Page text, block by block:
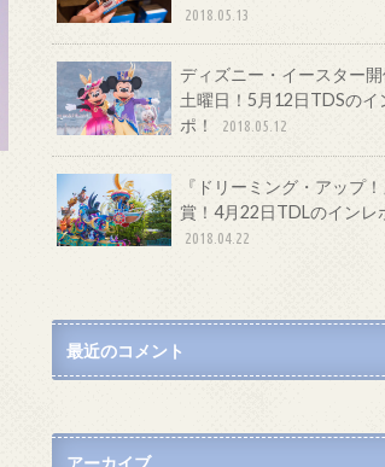
2018.05.13
ディズニー・イースター
土曜日！5月12日TDSのイ
ポ！
2018.05.12
『ドリーミング・アップ
賞！4月22日TDLのインレ
2018.04.22
最近のコメント